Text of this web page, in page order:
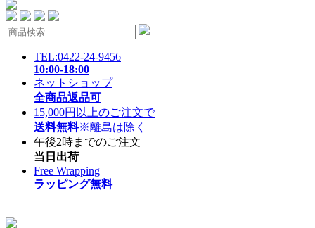
TEL:0422-24-9456
10:00-18:00
ネットショップ
全商品返品可
15,000円以上のご注文で
送料無料※離島は除く
午後2時までのご注文
当日出荷
Free Wrapping
ラッピング無料